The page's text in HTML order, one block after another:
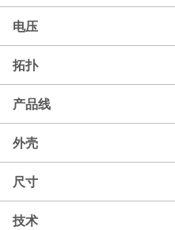
电压
拓扑
产品线
外壳
尺寸
技术